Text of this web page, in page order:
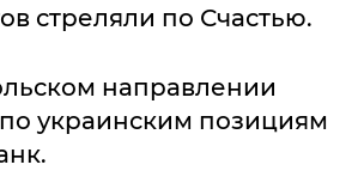
стреляли по Счастью.
направлении
по украинским позициям